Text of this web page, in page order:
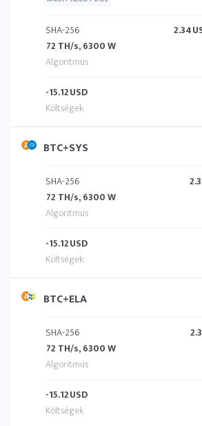
SHA-256
72 TH/s, 6300 W
2.34
-15.12USD
BTC+SYS
SHA-256
72 TH/s, 6300 W
-15.12USD
BTC+ELA
SHA-256
72 TH/s, 6300 W
-15.12USD